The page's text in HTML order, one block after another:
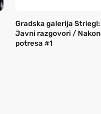
Gradska galerija Striegl:
Javni razgovori / Nakon
potresa #1